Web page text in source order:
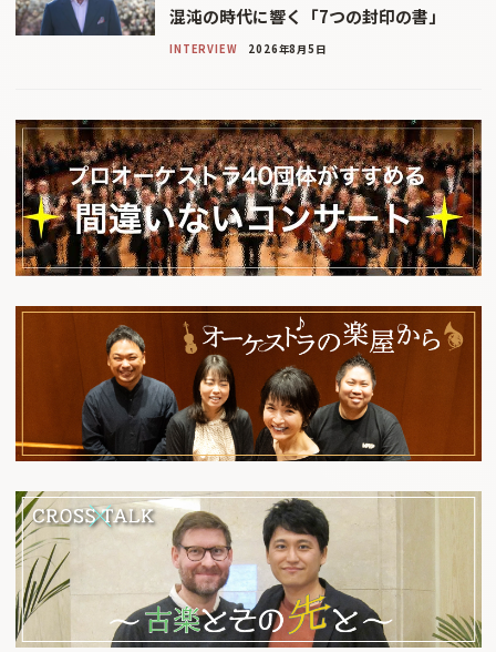
混沌の時代に響く「7つの封印の書」
INTERVIEW 2026年8月5日